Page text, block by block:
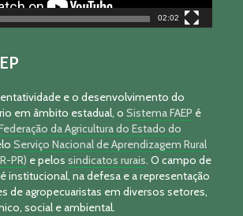
02:02
e o desenvolvimento do
em âmbito estadual, o Sistema FAEP é
da Agricultura do Estado do
Serviço Nacional de Aprendizagem Rural
PR) e pelos sindicatos rurais. O campo de
é institucional, na defesa e a representação
de agropecuaristas em diversos setores,
social e ambiental.